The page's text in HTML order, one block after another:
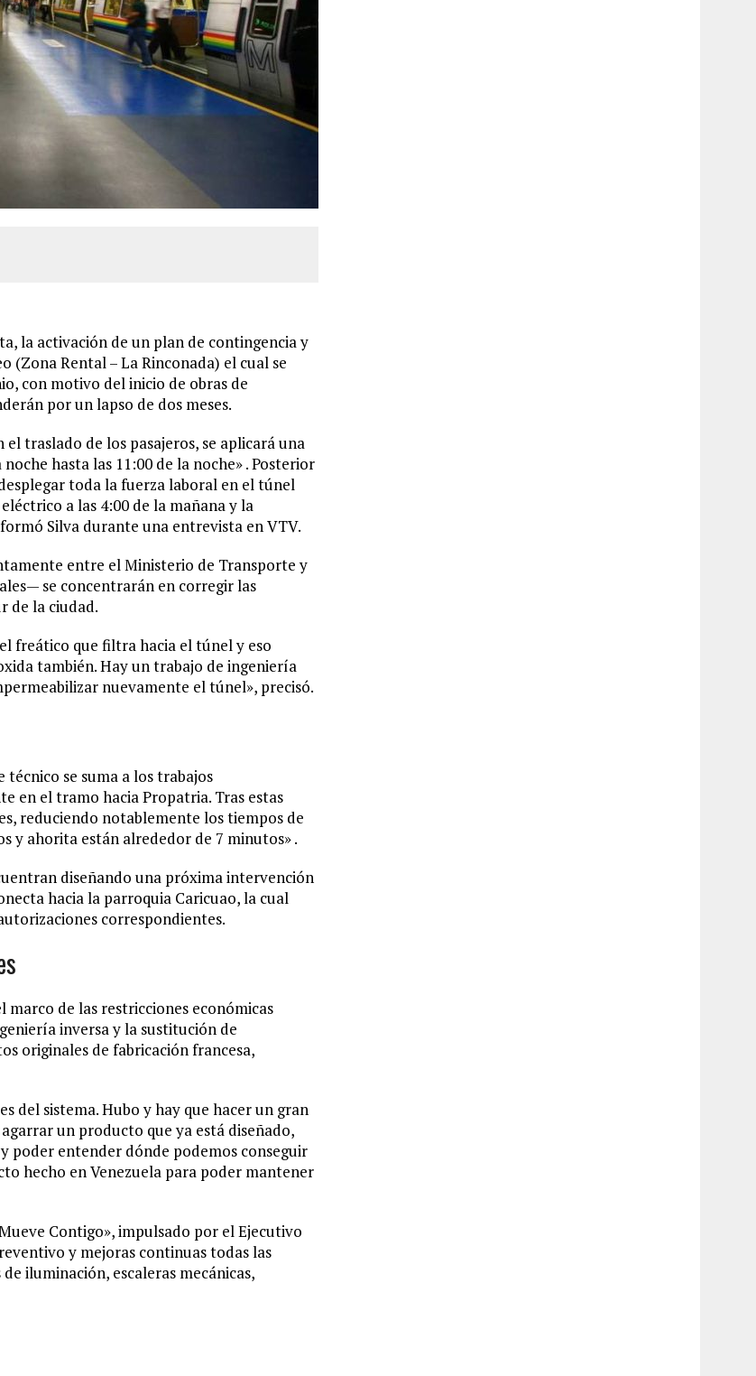
la activación de un plan de contingencia y
(Zona Rental – La Rinconada) el cual se
con motivo del inicio de obras de
por un lapso de dos meses.
traslado de los pasajeros, se aplicará una
hasta las 11:00 de la noche» . Posterior
toda la fuerza laboral en el túnel
a las 4:00 de la mañana y la
Silva durante una entrevista en VTV.
entre el Ministerio de Transporte y
se concentrarán en corregir las
de la ciudad.
freático que filtra hacia el túnel y eso
también. Hay un trabajo de ingeniería
nuevamente el túnel», precisó.
se suma a los trabajos
en el tramo hacia Propatria. Tras estas
reduciendo notablemente los tiempos de
y ahorita están alrededor de 7 minutos» .
diseñando una próxima intervención
hacia la parroquia Caricuao, la cual
correspondientes.
de las restricciones económicas
inversa y la sustitución de
originales de fabricación francesa,
del sistema. Hubo y hay que hacer un gran
un producto que ya está diseñado,
poder entender dónde podemos conseguir
hecho en Venezuela para poder mantener
Contigo», impulsado por el Ejecutivo
y mejoras continuas todas las
iluminación, escaleras mecánicas,